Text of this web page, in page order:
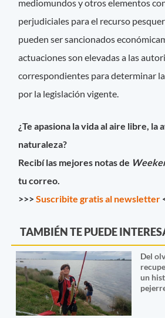
mediomundos y otros elementos
perjudiciales para el recurso
pueden ser sancionados
actuaciones son elevadas a las
correspondientes para determinar
por la legislación vigente.
¿Te apasiona la vida al aire libre, la
naturaleza?
Recibí las mejores notas de
tu correo.
>>>Suscribite gratis al newsletter
TAMBIÉN TE PUEDE
Del
un